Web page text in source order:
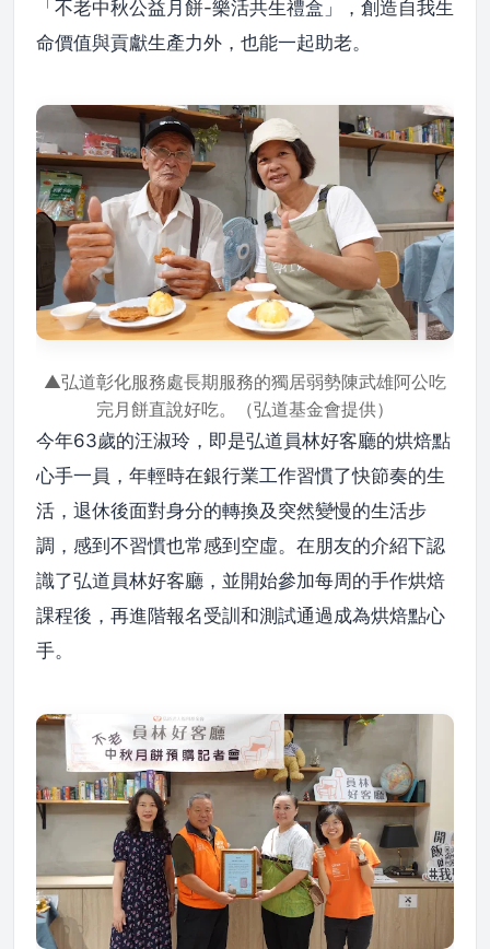
「不老中秋公益月餅-樂活共生禮盒」，創造自我生
命價值與貢獻生產力外，也能一起助老。
▲弘道彰化服務處長期服務的獨居弱勢陳武雄阿公吃
完月餅直說好吃。（弘道基金會提供）
今年63歲的汪淑玲，即是弘道員林好客廳的烘焙點
心手一員，年輕時在銀行業工作習慣了快節奏的生
活，退休後面對身分的轉換及突然變慢的生活步
調，感到不習慣也常感到空虛。在朋友的介紹下認
識了弘道員林好客廳，並開始參加每周的手作烘焙
課程後，再進階報名受訓和測試通過成為烘焙點心
手。